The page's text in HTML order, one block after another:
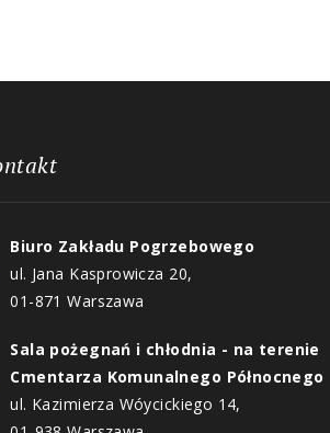
Biuro Zakładu Pogrzebowego
ul. Jana Kasprowicza 20,
01-871 Warszawa
Sala pożegnań i chłodnia - na terenie
Cmentarza Komunalnego Północnego
ul. Kazimierza Wóycickiego 14,